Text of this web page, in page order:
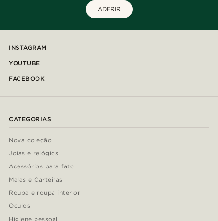
ADERIR
INSTAGRAM
YOUTUBE
FACEBOOK
CATEGORIAS
Nova coleção
Joias e relógios
Acessórios para fato
Malas e Carteiras
Roupa e roupa interior
Óculos
Higiene pessoal